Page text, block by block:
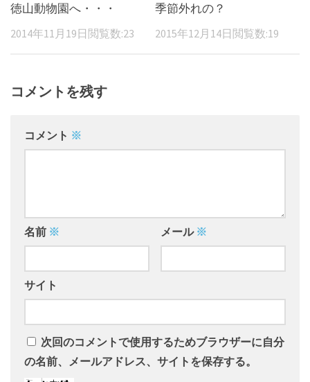
徳山動物園へ・・・
2014年11月19日 閲覧数:23
季節外れの？
2015年12月14日 閲覧数:19
コメントを残す
コメント ※
名前 ※ メール ※
サイト
次回のコメントで使用するためブラウザーに自分
の名前、メールアドレス、サイトを保存する。